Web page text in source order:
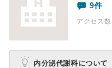
9件
アクセス
内分泌代謝科について